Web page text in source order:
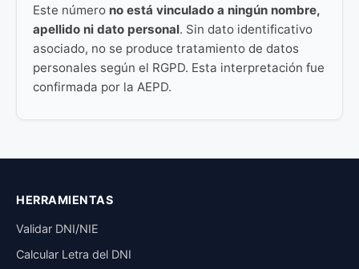
Este número no está vinculado a ningún nombre,
apellido ni dato personal. Sin dato identificativo
asociado, no se produce tratamiento de datos
personales según el RGPD. Esta interpretación fue
confirmada por la AEPD.
HERRAMIENTAS
Validar DNI/NIE
Calcular Letra del DNI